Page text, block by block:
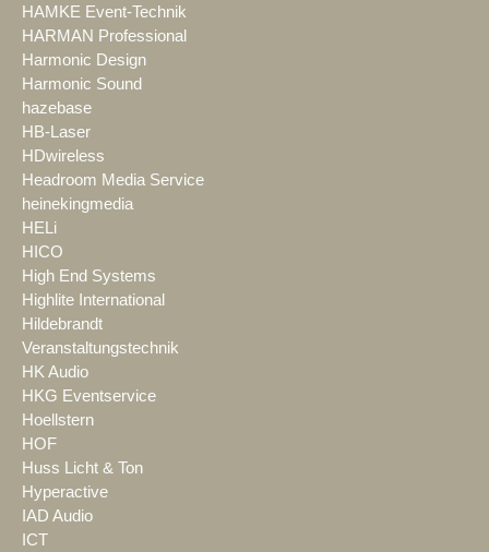
HAMKE Event-Technik
HARMAN Professional
Harmonic Design
Harmonic Sound
hazebase
HB-Laser
HDwireless
Headroom Media Service
heinekingmedia
HELi
HICO
High End Systems
Highlite International
Hildebrandt
Veranstaltungstechnik
HK Audio
HKG Eventservice
Hoellstern
HOF
Huss Licht & Ton
Hyperactive
IAD Audio
ICT